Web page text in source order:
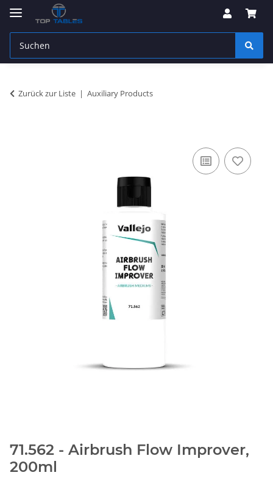
Zurück zur Liste Auxiliary Products
71.562 - Airbrush Flow Improver,
200ml